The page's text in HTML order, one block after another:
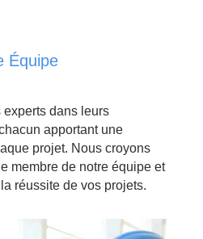
Équipe
experts dans leurs
apportant une
projet. Nous croyons
membre de notre équipe et
réussite de vos projets.